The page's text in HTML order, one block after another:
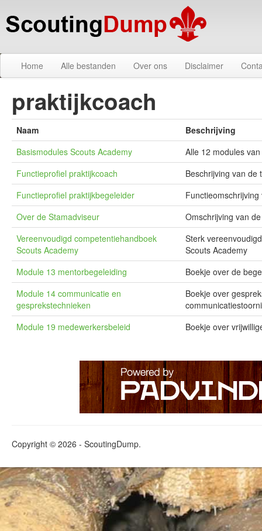
Home Alle bestanden Over ons Disclaimer
praktijkcoach
Naam
Beschrijving
Basismodules Scouts Academy
Alle 12 modules
Functieprofiel praktijkcoach
Beschrijving van de
Functieprofiel praktijkbegeleider
Over de Stamadviseur
Omschrijving van
Vereenvoudigd competentiehandboek
Scouts Academy
Sterk
Scouts Academy
Module 13 mentorbegeleiding
Boekje over de
Module 14 communicatie en
gesprekstechnieken
Boekje over
Module 19 medewerkersbeleid
Boekje over
Copyright © 2026 - ScoutingDump.